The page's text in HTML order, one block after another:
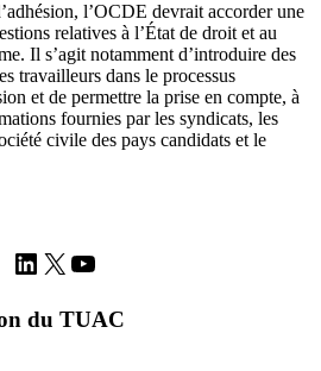
l’OCDE devrait accorder une
relatives à l’État de droit et au
Il s’agit notamment d’introduire des
travailleurs dans le processus
et de permettre la prise en compte, à
fournies par les syndicats, les
civile des pays candidats et le
LinkedIn
X YouTube
du TUAC